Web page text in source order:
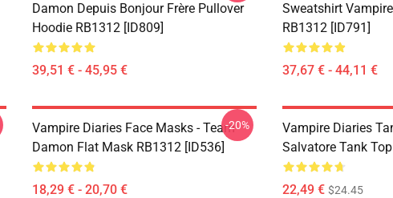
Damon Depuis Bonjour Frère Pullover
Hoodie RB1312 [ID809]
39,51 € - 45,95 €
Sweatshirt
RB1312 [ID791]
37,67 € - 44,11 €
Vampire Diaries Face Masks - Team
Damon Flat Mask RB1312 [ID536]
18,29 € - 20,70 €
-20%
Vampire Diaries
Salvatore Tank
22,49 € $24.45